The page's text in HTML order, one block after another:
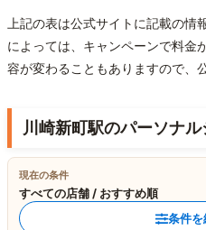
上記の表は公式サイトに記載の情
によっては、キャンペーンで料金
容が変わることもありますので、
川崎新町駅のパーソナ
現在の条件
すべての店舗 / おすすめ順
条件を